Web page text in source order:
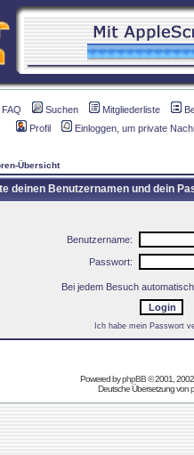
FAQ Suchen Mitgliederliste
Profil
Einloggen, um private
Übersicht
deinen Benutzernamen und dein
Benutzername:
Passwort:
Bei jedem Besuch
Ich habe mein Passwort
Powered byphpBB© 2001,
Deutsche Übersetzung von